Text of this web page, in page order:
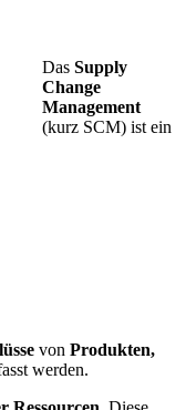
Das Supply
Change
Management
(kurz SCM) ist ein
von Produkten,
werden.